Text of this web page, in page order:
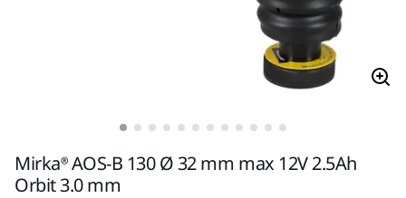
Mirka® AOS-B 130 Ø 32 mm max 12V 2.5Ah
Orbit 3.0 mm